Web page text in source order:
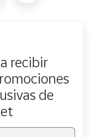
recibir
de